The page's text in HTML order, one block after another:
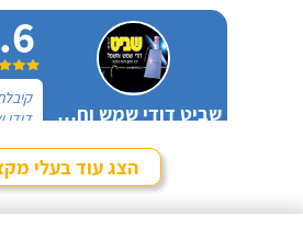
הגיע
היה
שביט דודי שמש וחשמל בע"מ
דודי
לי
חייג עכשיו
הצג עוד בעלי